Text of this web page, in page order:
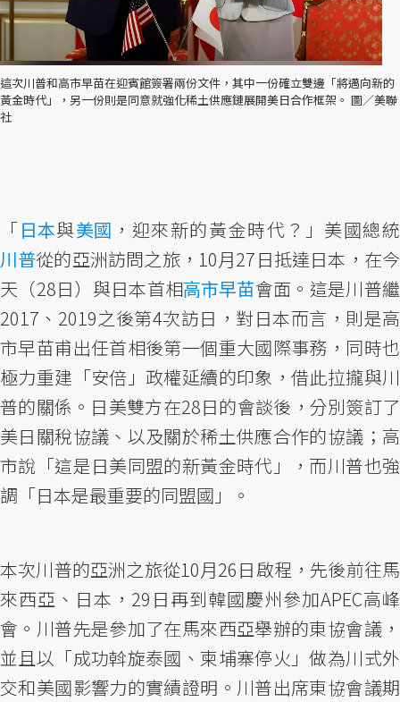
這次川普和高市早苗在迎賓館簽署兩份文件，其中一份確立雙邊「將邁向新的
黃金時代」，另一份則是同意就強化稀土供應鏈展開美日合作框架。 圖／美聯
社
「日本與美國 ，迎來新的黃金時代？」美國總統
川普從的亞洲訪問之旅，10月27日抵達日本，在今
天（28日）與日本首相高市早苗會面。這是川普繼
2017、2019之後第4次訪日，對日本而言，則是高
市早苗甫出任首相後第一個重大國際事務，同時也
極力重建「安倍」政權延續的印象，借此拉攏與川
普的關係。日美雙方在28日的會談後，分別簽訂了
美日關稅協議、以及關於稀土供應合作的協議；高
市說「這是日美同盟的新黃金時代」，而川普也強
調「日本是最重要的同盟國」。
本次川普的亞洲之旅從10月26日啟程，先後前往馬
來西亞、日本，29日再到韓國慶州參加APEC高峰
會。川普先是參加了在馬來西亞舉辦的東協會議，
並且以「成功斡旋泰國、柬埔寨停火」做為川式外
交和美國影響力的實績證明。川普出席東協會議期